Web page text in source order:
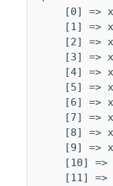
[0] =>
[1] =>
[2] =>
[3] =>
[4] =>
[5] =>
[6] =>
[7] =>
[8] =>
[9] =>
[10] =>
[11] =>